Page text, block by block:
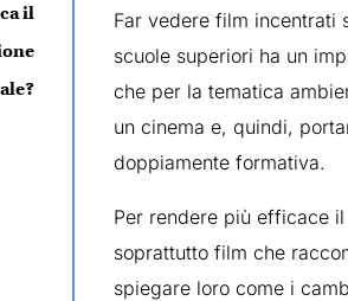
il
Far vedere film incentrati
scuole superiori ha un
che per la tematica
un cinema e, quindi,
doppiamente formativa.
Per rendere più efficace
soprattutto film che
spiegare loro come i